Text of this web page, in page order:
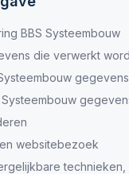
BBS Systeembouw
die verwerkt
Systeembouw
websitebezoek
technieken,